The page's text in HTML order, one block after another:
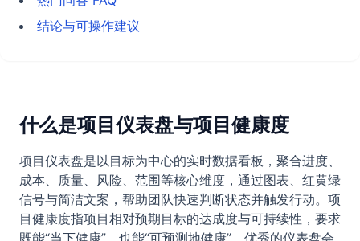
结论与可操作建议
什么是项目仪表盘与项目健康度
项目仪表盘是以目标为中心的实时数据看板，聚合进度、
成本、质量、风险、范围等核心维度，通过图表、红黄绿
信号与简洁文案，帮助团队快速判断状态并触发行动。项
目健康度指项目相对预期目标的达成度与可持续性，要求
既能“当下健康”，也能“可预测地健康”。优秀的仪表盘会